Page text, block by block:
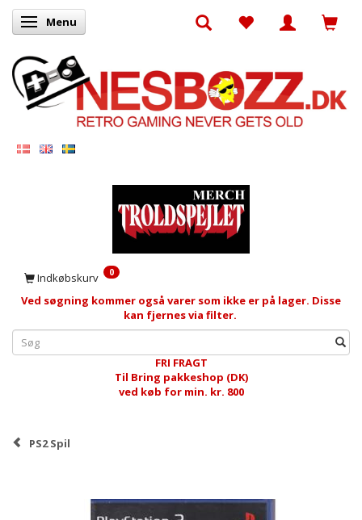
Skifte navigation
Menu
Indkøbskurv 0
Ved søgning kommer også varer som ikke er på lager. Disse
kan fjernes via filter.
FRI FRAGT
Til Bring pakkeshop (DK)
ved køb for min. kr. 800
PS2 Spil